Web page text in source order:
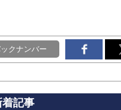
クナンバー
着記事